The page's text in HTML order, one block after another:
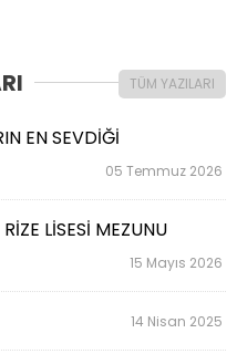
TÜM YAZILARI
EN SEVDİĞİ
05 Temmuz 2026
LİSESİ MEZUNU
15 Mayıs 2026
14 Nisan 2025